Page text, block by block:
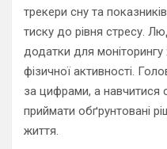
трекери сну та
тиску до рівня стресу.
додатки для
фізичної активності.
за цифрами, а навчитися
приймати обґрунтовані
життя.